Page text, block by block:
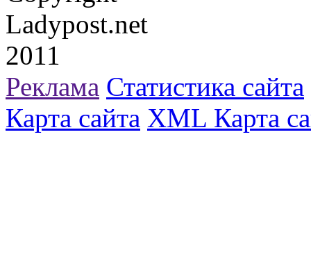
Ladypost.net
2011
Реклама Статистика сайта
Карта сайта XML Карта